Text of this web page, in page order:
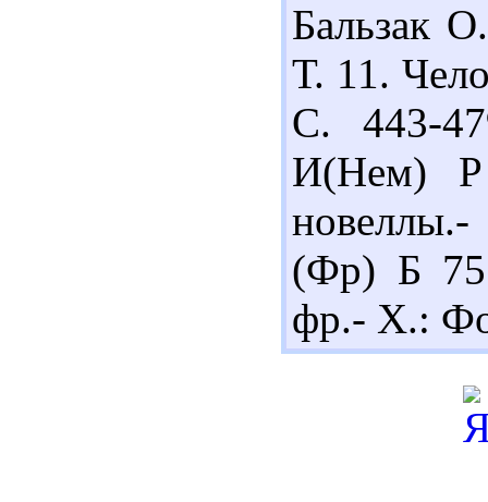
Бальзак
Т. 11.
С. 443-
И(Нем)
(Фр) Б
фр.- Х.: